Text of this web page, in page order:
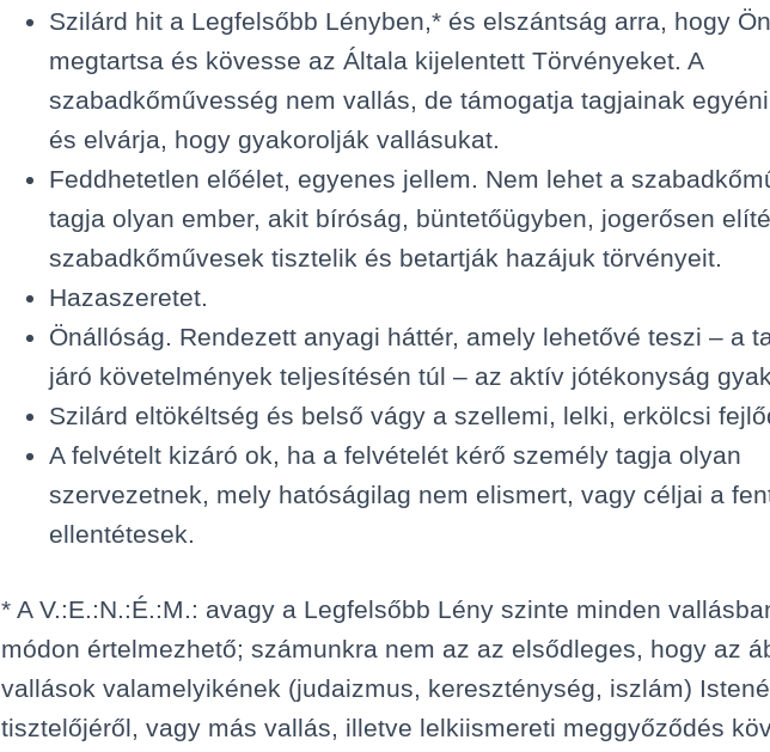
Szilárd hit a Legfelsőbb Lényben,* és elszántság arra, hogy
megtartsa és kövesse az Általa kijelentett Törvényeket. A
szabadkőművesség nem vallás, de támogatja tagjainak
és elvárja, hogy gyakorolják vallásukat.
Feddhetetlen előélet, egyenes jellem. Nem lehet a
tagja olyan ember, akit bíróság, büntetőügyben, jogerősen
szabadkőművesek tisztelik és betartják hazájuk törvényeit.
Hazaszeretet.
Önállóság. Rendezett anyagi háttér, amely lehetővé teszi – a
járó követelmények teljesítésén túl – az aktív jótékonyság
Szilárd eltökéltség és belső vágy a szellemi, lelki, erkölcsi
A felvételt kizáró ok, ha a felvételét kérő személy tagja olyan
szervezetnek, mely hatóságilag nem elismert, vagy céljai a
ellentétesek.
* A V.:E.:N.:É.:M.: avagy a Legfelsőbb Lény szinte minden
módon értelmezhető; számunkra nem az az elsődleges, hogy az
vallások valamelyikének (judaizmus, kereszténység, iszlám)
tisztelőjéről, vagy más vallás, illetve lelkiismereti meggyőződés